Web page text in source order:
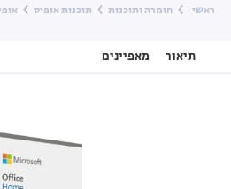
ראשי חומרה ותוכנות תוכנות אופיס ‎אופיס Microsoft Office Home 2024 (Multi-language)
תיאור מאפיינים